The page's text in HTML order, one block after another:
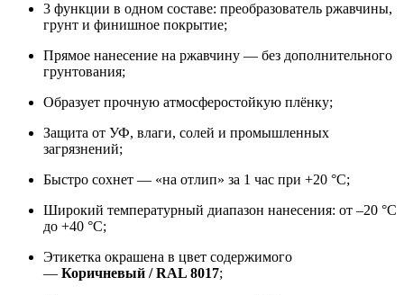
3 функции в одном составе: преобразователь ржавчины,
грунт и финишное покрытие;
Прямое нанесение на ржавчину — без дополнительного
грунтования;
Образует прочную атмосферостойкую плёнку;
Защита от УФ, влаги, солей и промышленных
загрязнений;
Быстро сохнет — «на отлип» за 1 час при +20 °C;
Широкий температурный диапазон нанесения: от –20 °C
до +40 °C;
Этикетка окрашена в цвет содержимого
— Коричневый / RAL 8017;